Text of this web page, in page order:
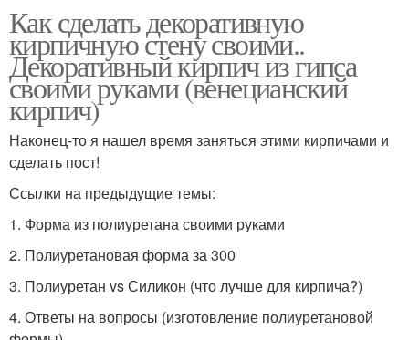
Как сделать декоративную
кирпичную стену своими..
Декоративный кирпич из гипса
своими руками (венецианский
кирпич)
Наконец-то я нашел время заняться этими кирпичами и
сделать пост!
Ссылки на предыдущие темы:
1. Форма из полиуретана своими руками
2. Полиуретановая форма за 300
3. Полиуретан vs Силикон (что лучше для кирпича?)
4. Ответы на вопросы (изготовление полиуретановой